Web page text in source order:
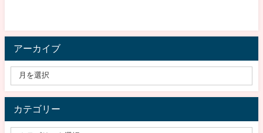
アーカイブ
カテゴリー